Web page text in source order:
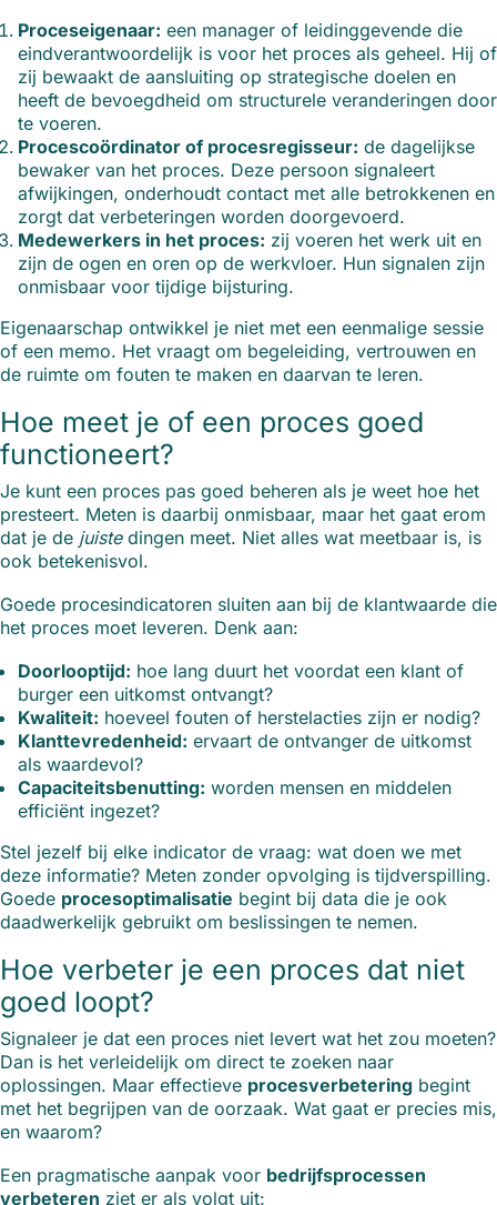
Proceseigenaar: een manager of leidinggevende die
eindverantwoordelijk is voor het proces als geheel. Hij of
zij bewaakt de aansluiting op strategische doelen en
heeft de bevoegdheid om structurele veranderingen door
te voeren.
Procescoördinator of procesregisseur: de dagelijkse
bewaker van het proces. Deze persoon signaleert
afwijkingen, onderhoudt contact met alle betrokkenen en
zorgt dat verbeteringen worden doorgevoerd.
Medewerkers in het proces: zij voeren het werk uit en
zijn de ogen en oren op de werkvloer. Hun signalen zijn
onmisbaar voor tijdige bijsturing.
Eigenaarschap ontwikkel je niet met een eenmalige sessie
of een memo. Het vraagt om begeleiding, vertrouwen en
de ruimte om fouten te maken en daarvan te leren.
Hoe meet je of een proces goed
functioneert?
Je kunt een proces pas goed beheren als je weet hoe het
presteert. Meten is daarbij onmisbaar, maar het gaat erom
dat je de juistedingen meet. Niet alles wat meetbaar is, is
ook betekenisvol.
Goede procesindicatoren sluiten aan bij de klantwaarde die
het proces moet leveren. Denk aan:
Doorlooptijd: hoe lang duurt het voordat een klant of
burger een uitkomst ontvangt?
Kwaliteit: hoeveel fouten of herstelacties zijn er nodig?
Klanttevredenheid: ervaart de ontvanger de uitkomst
als waardevol?
Capaciteitsbenutting: worden mensen en middelen
efficiënt ingezet?
Stel jezelf bij elke indicator de vraag: wat doen we met
deze informatie? Meten zonder opvolging is tijdverspilling.
Goede procesoptimalisatie begint bij data die je ook
daadwerkelijk gebruikt om beslissingen te nemen.
Hoe verbeter je een proces dat niet
goed loopt?
Signaleer je dat een proces niet levert wat het zou moeten?
Dan is het verleidelijk om direct te zoeken naar
oplossingen. Maar effectieve procesverbetering begint
met het begrijpen van de oorzaak. Wat gaat er precies mis,
en waarom?
Een pragmatische aanpak voor bedrijfsprocessen
verbeteren ziet er als volgt uit: